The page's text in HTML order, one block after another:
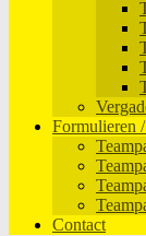
Formulieren /
Contact